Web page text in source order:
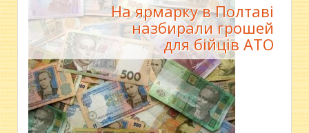
На ярмарку в Полтаві
назбирали грошей
для бійців АТО